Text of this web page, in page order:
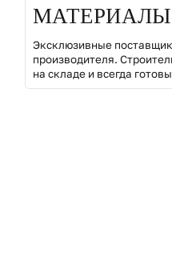
МАТЕРИАЛЫ
Эксклюзивные
производителя.
на складе и всегда